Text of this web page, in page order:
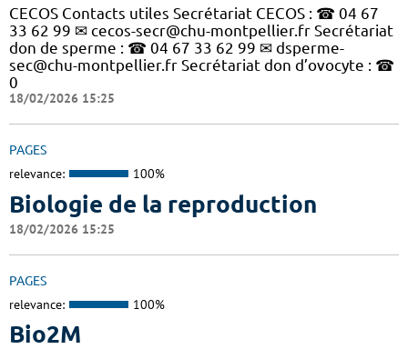
CECOS Contacts utiles Secrétariat CECOS : ☎ 04 67
33 62 99 ✉ cecos-secr@chu-montpellier.fr Secrétariat
don de sperme : ☎ 04 67 33 62 99 ✉ dsperme-
sec@chu-montpellier.fr Secrétariat don d’ovocyte : ☎
0
18/02/2026 15:25
PAGES
relevance: 100%
Biologie de la reproduction
18/02/2026 15:25
PAGES
relevance: 100%
Bio2M